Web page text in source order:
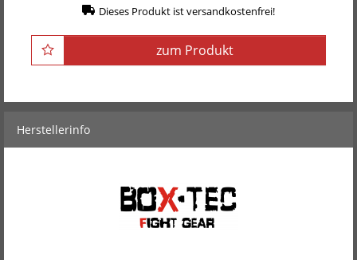
Dieses Produkt ist versandkostenfrei!
zum Produkt
Herstellerinfo